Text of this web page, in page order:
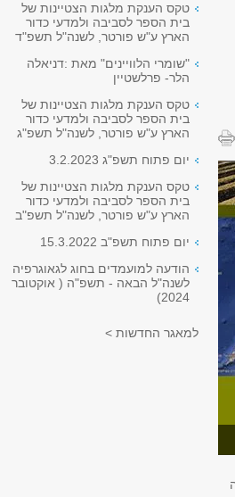
טקס הענקת מלגות הצטיינות של
בית הספר לסביבה ולמדעי כדור
הארץ ע"ש פורטר, לשנה"ל תשפ"ד
"שומרי הלוויינים" מאת :דניאלה
הלר- פרלשטיין
טקס הענקת מלגות הצטיינות של
בית הספר לסביבה ולמדעי כדור
הארץ ע"ש פורטר, לשנה"ל תשפ"ג
יום פתוח תשפ"ג 3.2.2023
טקס הענקת מלגות הצטיינות של
בית הספר לסביבה ולמדעי כדור
הארץ ע"ש פורטר, לשנה"ל תשפ"ב
יום פתוח תשפ"ב 15.3.2022
הודעה למועמדים בחוג לגאוגרפיה
לשנה"ל הבאה - תשפ"ה ( אוקטובר
2024)
למאגר החדשות >